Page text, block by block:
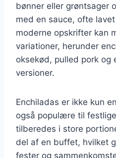
bønner eller grøntsager
med en sauce, ofte
moderne opskrifter kan
variationer, herunder
oksekød, pulled pork og
versioner.
Enchiladas er ikke kun
også populære til
tilberedes i store
del af en buffet, hvilket
fester og